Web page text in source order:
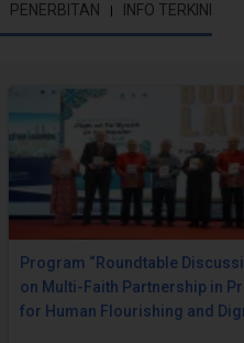
PENERBITAN INFO TERKINI
Program “Roundtable
on Multi-Faith Partnership in
for Human Flourishing and